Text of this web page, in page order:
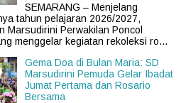
SEMARANG – Menjelang
tahun pelajaran 2026/2027,
Marsudirini Perwakilan Poncol
menggelar kegiatan rekoleksi ro...
Gema Doa di Bulan Maria: SD
Marsudirini Pemuda Gelar Ibadat
Jumat Pertama dan Rosario
Bersama